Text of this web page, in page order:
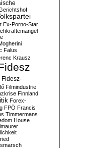
Ex-Porno-Star
Falus
Krausz
Fidesz-
Filmindustrie
Finnland
Forex-
FPÖ Francis
Timmermans
House